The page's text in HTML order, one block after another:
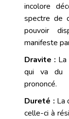
incolore
spectre de
pouvoir
manifeste
Dravite :
qui va du
prononcé.
Dureté : La
celle-ci à